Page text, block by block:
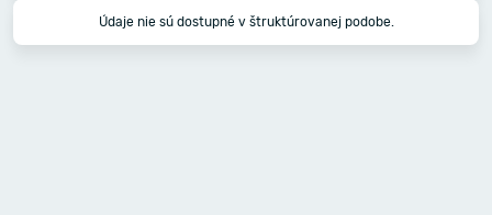
Údaje nie sú dostupné v štruktúrovanej podobe.